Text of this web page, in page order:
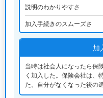
説明のわかりやすさ
加入手続きのスムーズさ
加
当時は社会人になったら保
く加入した。保険会社は、
た。自分がなくなった後の
た。当時受取人は親だった